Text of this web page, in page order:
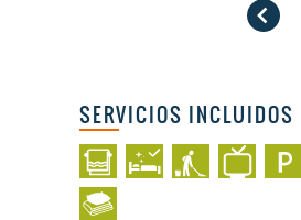
SERVICIOS INCLUIDOS